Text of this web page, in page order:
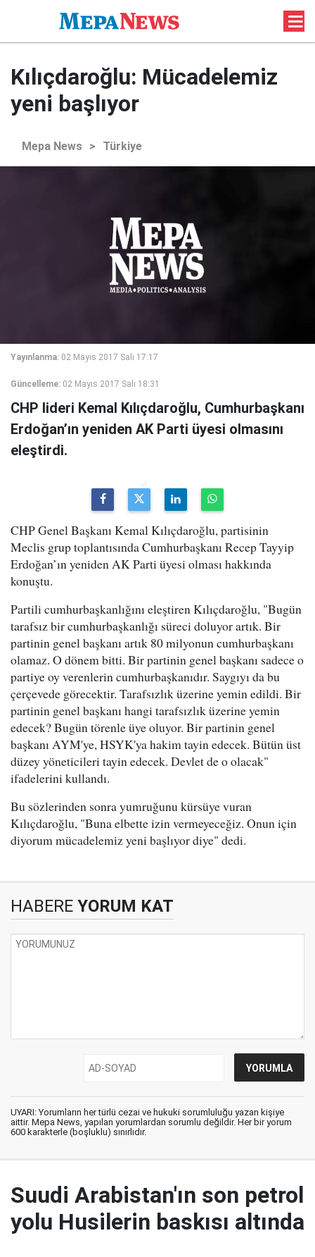
Kılıçdaroğlu: Mücadelemiz
yeni başlıyor
Mepa News > Türkiye
Yayınlanma: 02 Mayıs 2017 Salı 17:17
Güncelleme: 02 Mayıs 2017 Salı 18:31
CHP lideri Kemal Kılıçdaroğlu, Cumhurbaşkanı
Erdoğan’ın yeniden AK Parti üyesi olmasını
eleştirdi.
CHP Genel Başkanı Kemal Kılıçdaroğlu, partisinin
Meclis grup toplantısında Cumhurbaşkanı Recep Tayyip
Erdoğan’ın yeniden AK Parti üyesi olması hakkında
konuştu.
Partili cumhurbaşkanlığını eleştiren Kılıçdaroğlu, "Bugün
tarafsız bir cumhurbaşkanlığı süreci doluyor artık. Bir
partinin genel başkanı artık 80 milyonun cumhurbaşkanı
olamaz. O dönem bitti. Bir partinin genel başkanı sadece o
partiye oy verenlerin cumhurbaşkanıdır. Saygıyı da bu
çerçevede görecektir. Tarafsızlık üzerine yemin edildi. Bir
partinin genel başkanı hangi tarafsızlık üzerine yemin
edecek? Bugün törenle üye oluyor. Bir partinin genel
başkanı AYM'ye, HSYK'ya hakim tayin edecek. Bütün üst
düzey yöneticileri tayin edecek. Devlet de o olacak"
ifadelerini kullandı.
Bu sözlerinden sonra yumruğunu kürsüye vuran
Kılıçdaroğlu, "Buna elbette izin vermeyeceğiz. Onun için
diyorum mücadelemiz yeni başlıyor diye" dedi.
HABERE YORUM KAT
UYARI: Yorumların her türlü cezai ve hukuki sorumluluğu yazan kişiye
aittir. Mepa News, yapılan yorumlardan sorumlu değildir. Her bir yorum
600 karakterle (boşluklu) sınırlıdır.
Suudi Arabistan'ın son petrol
yolu Husilerin baskısı altında